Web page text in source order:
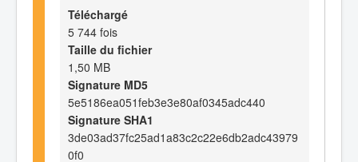
Téléchargé
5 744 fois
Taille du fichier
1,50 MB
Signature MD5
5e5186ea051feb3e3e80af0345adc440
Signature SHA1
3de03ad37fc25ad1a83c2c22e6db2adc43979
0f0